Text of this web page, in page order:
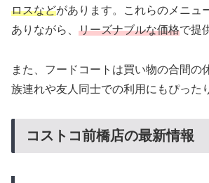
ロスなどがあります。これらのメニュ
ありながら、 リーズナブルな価格で提
また、フードコートは買い物の合間の
族連れや友人同士での利用にもぴった
コストコ前橋店の最新情報